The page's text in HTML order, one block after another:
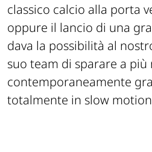
classico calcio alla porta
oppure il lancio di una
dava la possibilità al
suo team di sparare a più
contemporaneamente
totalmente in slow motion